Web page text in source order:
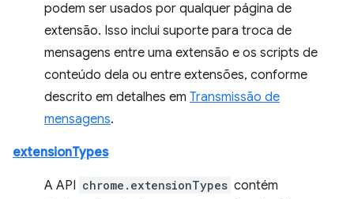
podem ser usados por qualquer página de
extensão. Isso inclui suporte para troca de
mensagens entre uma extensão e os scripts de
conteúdo dela ou entre extensões, conforme
descrito em detalhes em Transmissão de
mensagens.
extensionTypes
A API chrome.extensionTypes contém